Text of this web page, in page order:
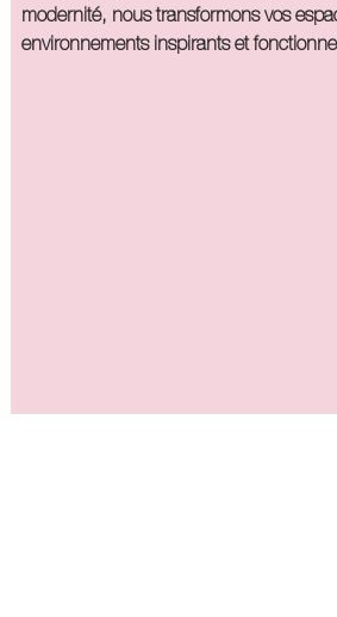
modernité, nous transformons vos
environnements inspirants et